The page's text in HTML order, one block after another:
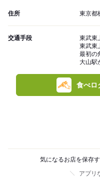
住所 東京都
交通手段
東武東
東武東
最初の
大山駅
食べロ
気になるお店を保存
アプリ